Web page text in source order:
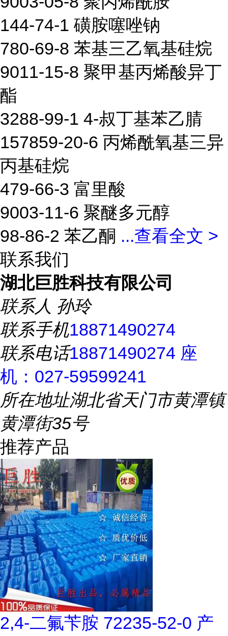
144-74-1 磺胺噻唑钠
780-69-8 苯基三乙氧基硅烷
9011-15-8 聚甲基丙烯酸异丁
酯
3288-99-1 4-叔丁基苯乙腈
157859-20-6 丙烯酰氧基三异
丙基硅烷
479-66-3 富里酸
9003-11-6 聚醚多元醇
98-86-2 苯乙酮 ...查看全文 >
联系我们
湖北巨胜科技有限公司
联系人 孙玲
联系手机18871490274
联系电话18871490274 座
机：027-59599241
所在地址湖北省天门市黄潭镇
黄潭街35号
推荐产品
2,4-二氟苄胺 72235-52-0 产